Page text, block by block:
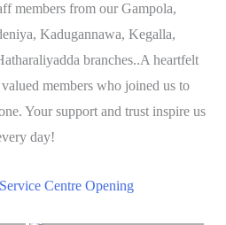
members from our Gampola,
Kadugannawa, Kegalla,
branches..A heartfelt
members who joined us to
Your support and trust inspire us
day!
Centre Opening